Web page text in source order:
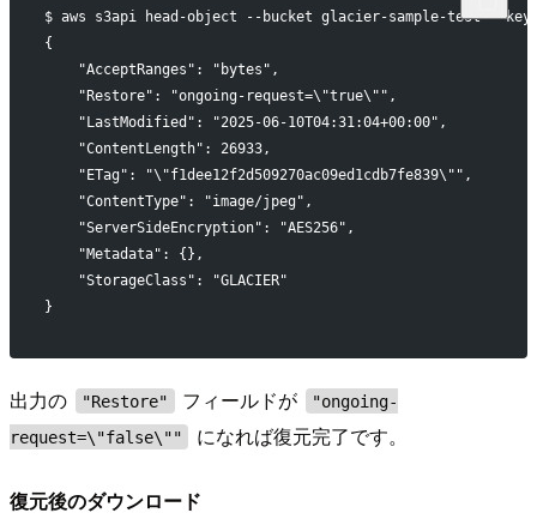
$ aws s3api head-object --bucket glacier-sample-test --
{
    "AcceptRanges": "bytes",
    "Restore": "ongoing-request=\"true\"",
    "LastModified": "2025-06-10T04:31:04+00:00",
    "ContentLength": 26933,
    "ETag": "\"f1dee12f2d509270ac09ed1cdb7fe839\"",
    "ContentType": "image/jpeg",
    "ServerSideEncryption": "AES256",
    "Metadata": {},
    "StorageClass": "GLACIER"
}
出力の "Restore" フィールドが
"ongoing-
request=\"false\""
になれば復元完了です。
復元後のダウンロード